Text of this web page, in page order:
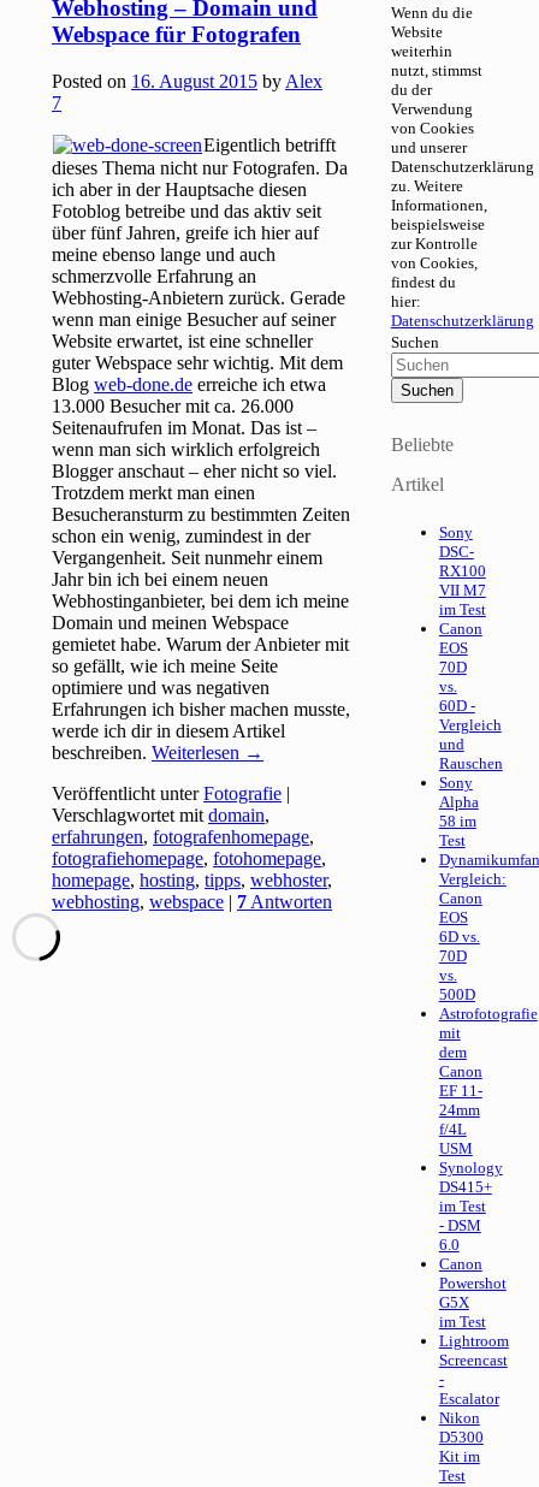
Webhosting – Domain und
Webspace für Fotografen
Posted on 16. August 2015 by Alex
7
Eigentlich betrifft
dieses Thema nicht nur Fotografen. Da
ich aber in der Hauptsache diesen
Fotoblog betreibe und das aktiv seit
über fünf Jahren, greife ich hier auf
meine ebenso lange und auch
schmerzvolle Erfahrung an
Webhosting-Anbietern zurück. Gerade
wenn man einige Besucher auf seiner
Website erwartet, ist eine schneller
guter Webspace sehr wichtig. Mit dem
Blogweb-done.de erreiche ich etwa
13.000 Besucher mit ca. 26.000
Seitenaufrufen im Monat. Das ist –
wenn man sich wirklich erfolgreich
Blogger anschaut – eher nicht so viel.
Trotzdem merkt man einen
Besucheransturm zu bestimmten Zeiten
schon ein wenig, zumindest in der
Vergangenheit. Seit nunmehr einem
Jahr bin ich bei einem neuen
Webhostinganbieter, bei dem ich meine
Domain und meinen Webspace
gemietet habe. Warum der Anbieter mit
so gefällt, wie ich meine Seite
optimiere und was negativen
Erfahrungen ich bisher machen musste,
werde ich dir in diesem Artikel
beschreiben.Weiterlesen →
Veröffentlicht unter Fotografie |
Verschlagwortet mit domain,
erfahrungen,fotografenhomepage,
fotografiehomepage,fotohomepage,
homepage,hosting,tipps,webhoster,
webhosting,webspace | 7 Antworten
Wenn du die
Website
weiterhin
nutzt, stimmst
du der
Verwendung
von Cookies
und unserer
Datenschutzerklärung
zu. Weitere
Informationen,
beispielsweise
zur Kontrolle
von Cookies,
findest du
hier:
Datenschutzerklärung
Suchen
Beliebte
Artikel
Sony
DSC-
RX100
VII M7
im Test
Canon
EOS
70D
vs.
60D -
Vergleich
und
Rauschen
Sony
Alpha
58 im
Test
Vergleich:
Canon
EOS
6D vs.
70D
vs.
500D
Astrofotografie
mit
dem
Canon
EF 11-
24mm
f/4L
USM
Synology
DS415+
im Test
- DSM
6.0
Canon
Powershot
G5X
im Test
Lightroom
Screencast
-
Escalator
Nikon
D5300
Kit im
Test